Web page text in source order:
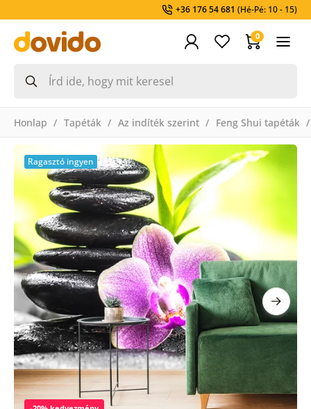
+36 176 54 681 (Hé-Pé: 10 - 15)
0
Honlap Tapéták Az indíték szerint Feng Shui tapéták
Ragasztó ingyen